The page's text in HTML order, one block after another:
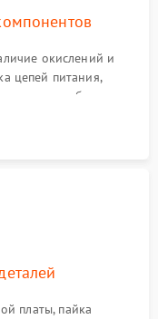
окислений и
цепей питания,
колес и турбины
и инфракрасных
платы, пайка